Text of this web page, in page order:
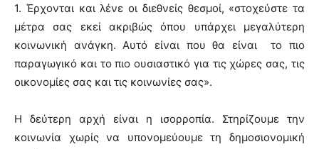
1. Έρχονται και λένε οι διεθνείς θεσμοί, «στοχεύστε τα
μέτρα σας εκεί ακριβώς όπου υπάρχει μεγαλύτερη
κοινωνική ανάγκη. Αυτό είναι που θα είναι το πιο
παραγωγικό και το πιο ουσιαστικό για τις χώρες σας, τις
οικονομίες σας και τις κοινωνίες σας».
Η δεύτερη αρχή είναι η ισορροπία. Στηρίζουμε την
κοινωνία χωρίς να υπονομεύουμε τη δημοσιονομική